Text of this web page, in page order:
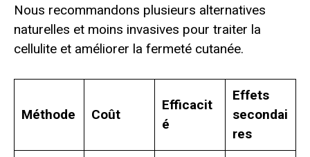
Nous recommandons plusieurs alternatives
naturelles et moins invasives pour traiter la
cellulite et améliorer la fermeté cutanée.
Méthode Coût
Efficacit
é
Effets
secondai
res